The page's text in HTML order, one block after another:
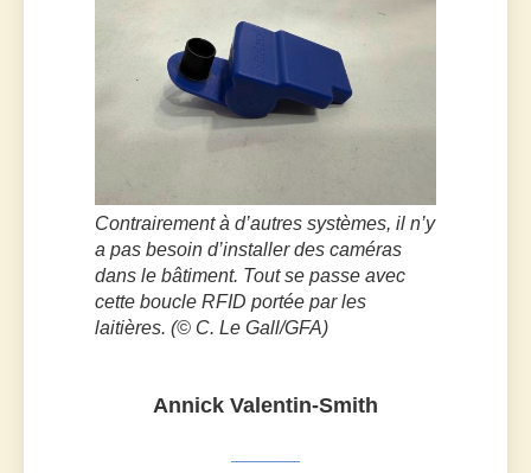
Contrairement à d’autres systèmes, il n’y
a pas besoin d’installer des caméras
dans le bâtiment. Tout se passe avec
cette boucle RFID portée par les
laitières. (© C. Le Gall/GFA)
Annick Valentin-Smith